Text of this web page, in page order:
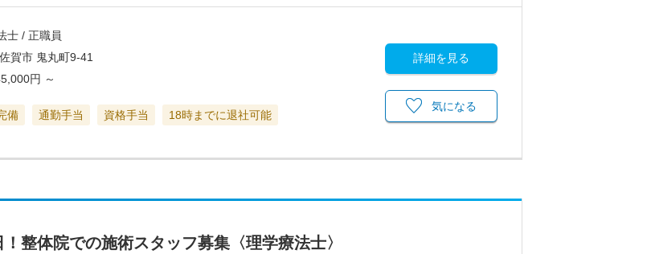
士 / 正職員
賀市 鬼丸町9-41
円 ～
備 通勤手当 資格手当 18時までに退社可能
詳細を見る
気になる
整体院での施術スタッフ募集〈理学療法士〉